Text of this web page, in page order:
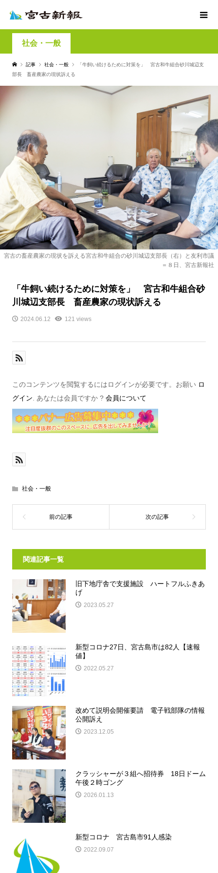
社会・一般
記事 社会・一般
「牛飼い続けるために対策を」 宮古和牛組合砂川城辺支
部長 畜産農家の現状訴える
宮古の畜産農家の現状を訴える宮古和牛組合の砂川城辺支部長（右）と友利市議
＝８日、宮古新報社
「牛飼い続けるために対策を」 宮古和牛組合砂
川城辺支部長 畜産農家の現状訴える
2024.06.12 121 views
このコンテンツを閲覧するにはログインが必要です。お願い ロ
グイン . あなたは会員ですか ? 会員について
社会・一般
関連記事一覧
旧下地庁舎で支援施設 ハートフルふきあ
げ
2023.05.27
新型コロナ27日、宮古島市は82人【速報
値】
2022.05.27
改めて説明会開催要請 電子戦部隊の情報
公開訴え
2023.12.05
クラッシャーが３組へ招待券 18日ドーム
午後２時ゴング
2026.01.13
新型コロナ 宮古島市91人感染
2022.09.07